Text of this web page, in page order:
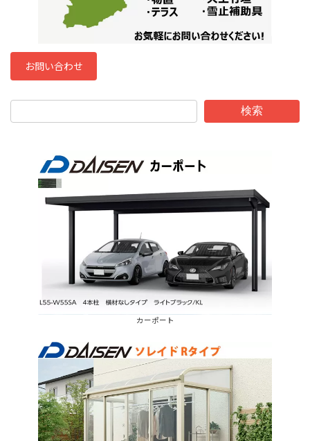
お問い合わせ
検索
カーポート